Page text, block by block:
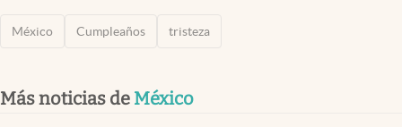
México Cumpleaños tristeza
Más noticias de México